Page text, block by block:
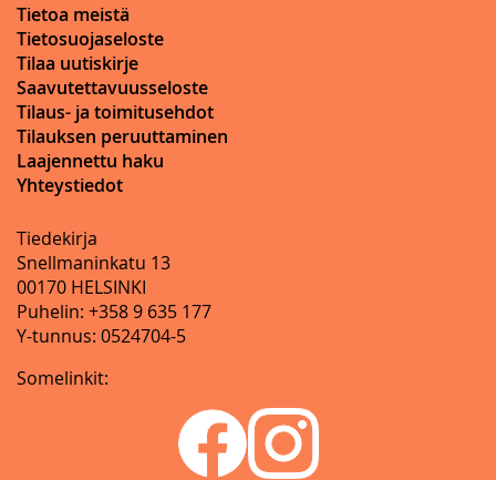
Tietoa meistä
Tietosuojaseloste
Tilaa uutiskirje
Saavutettavuusseloste
Tilaus- ja toimitusehdot
Tilauksen peruuttaminen
Laajennettu haku
Yhteystiedot
Tiedekirja
Snellmaninkatu 13
00170 HELSINKI
Puhelin: +358 9 635 177
Y-tunnus: 0524704-5
Somelinkit: